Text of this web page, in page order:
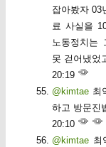
잡아봤자 03
료 사실을
노동정치는
못 걷어냈었
20:19
@kimtae 최
하고 방문진
20:10
@kimtae 최